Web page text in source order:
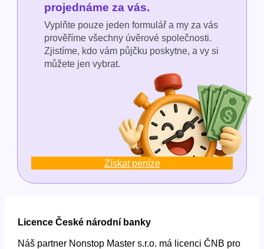
projednáme za vás.
Vyplňte pouze jeden formulář a my za vás
prověříme všechny úvěrové společnosti.
Zjistíme, kdo vám půjčku poskytne, a vy si
můžete jen vybrat.
Získat peníze
Licence České národní banky
Náš partner Nonstop Master s.r.o. má licenci ČNB pro